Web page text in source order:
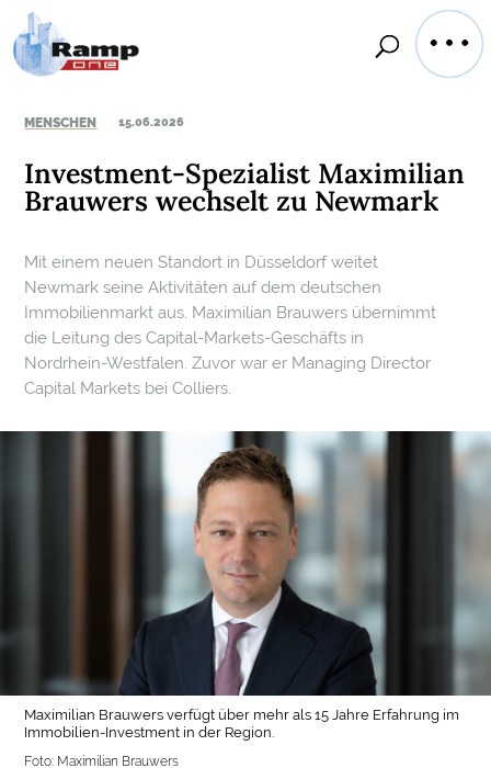
MENSCHEN 15.06.2026
Investment-Spezialist Maximilian
Brauwers wechselt zu Newmark
Mit einem neuen Standort in Düsseldorf weitet
Newmark seine Aktivitäten auf dem deutschen
Immobilienmarkt aus. Maximilian Brauwers übernimmt
die Leitung des Capital-Markets-Geschäfts in
Nordrhein-Westfalen. Zuvor war er Managing Director
Capital Markets bei Colliers.
Maximilian Brauwers verfügt über mehr als 15 Jahre Erfahrung im
Immobilien-Investment in der Region.
Foto: Maximilian Brauwers